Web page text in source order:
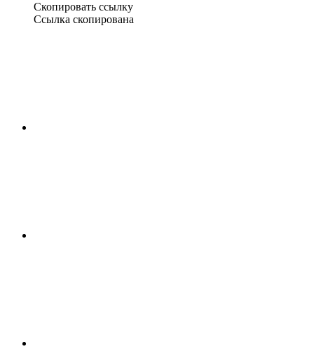
Скопировать ссылку
Ссылка скопирована